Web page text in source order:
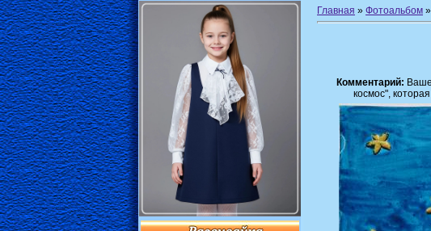
Главная » Фотоальбом »
Комментарий:
космос",